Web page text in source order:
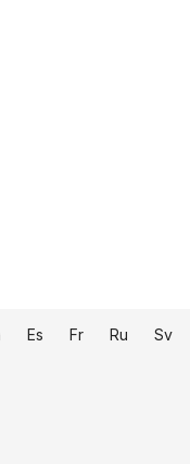
Es Fr Ru Sv